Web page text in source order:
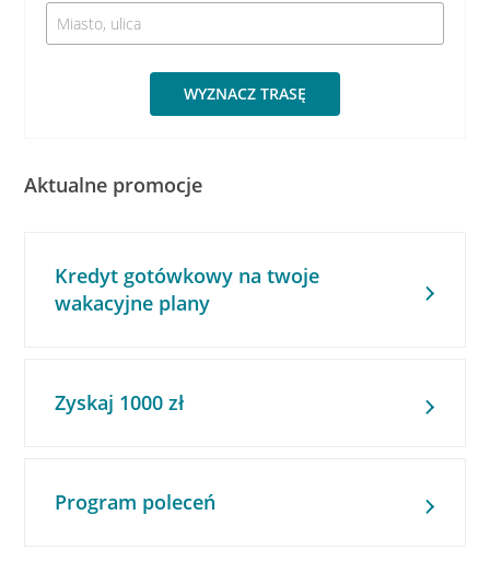
WYZNACZ TRASĘ
Aktualne promocje
Kredyt gotówkowy na twoje
wakacyjne plany
Zyskaj 1000 zł
Program poleceń